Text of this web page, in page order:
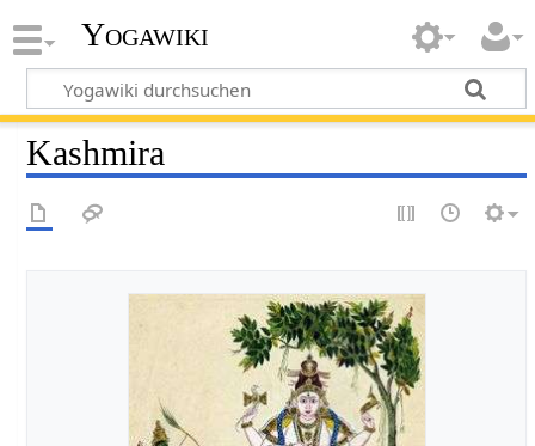
Yogawiki
Kashmira